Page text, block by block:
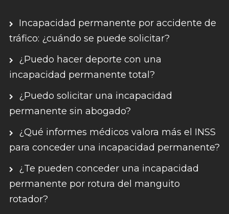
Incapacidad permanente por accidente de
tráfico: ¿cuándo se puede solicitar?
¿Puedo hacer deporte con una
incapacidad permanente total?
¿Puedo solicitar una incapacidad
permanente sin abogado?
¿Qué informes médicos valora más el INSS
para conceder una incapacidad permanente?
¿Te pueden conceder una incapacidad
permanente por rotura del manguito
rotador?